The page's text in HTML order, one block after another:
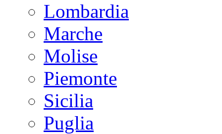
Lombardia
Marche
Molise
Piemonte
Sicilia
Puglia